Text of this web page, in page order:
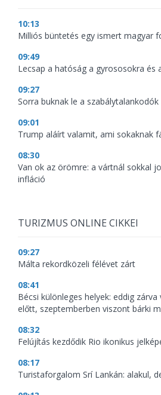
10:13
Milliós büntetés egy ismert magyar
09:49
Lecsap a hatóság a gyrososokra és
09:27
Sorra buknak le a
09:01
Trump aláírt valamit, ami sokaknak
08:30
Van ok az örömre: a vártnál sokkal
infláció
TURIZMUS ONLINE CIKKEI
09:27
Málta rekordközeli félévet zárt
08:41
Bécsi különleges helyek: eddig
előtt, szeptemberben viszont bárki
08:32
Felújítás kezdődik Rio ikonikus
08:17
Turistaforgalom Srí Lankán: alakul,